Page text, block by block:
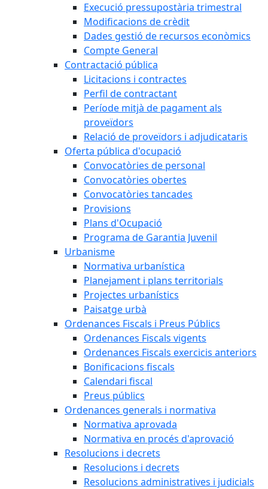
Execució pressupostària trimestral
Modificacions de crèdit
Dades gestió de recursos econòmics
Compte General
Contractació pública
Licitacions i contractes
Perfil de contractant
Període mitjà de pagament als
proveïdors
Relació de proveïdors i adjudicataris
Oferta pública d'ocupació
Convocatòries de personal
Convocatòries obertes
Convocatòries tancades
Provisions
Plans d'Ocupació
Programa de Garantia Juvenil
Urbanisme
Normativa urbanística
Planejament i plans territorials
Projectes urbanístics
Paisatge urbà
Ordenances Fiscals i Preus Públics
Ordenances Fiscals vigents
Ordenances Fiscals exercicis anteriors
Bonificacions fiscals
Calendari fiscal
Preus públics
Ordenances generals i normativa
Normativa aprovada
Normativa en procés d'aprovació
Resolucions i decrets
Resolucions i decrets
Resolucions administratives i judicials